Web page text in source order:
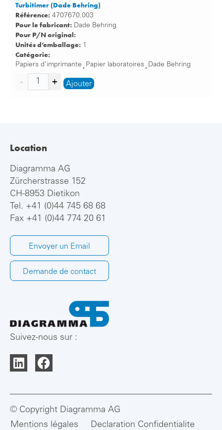
Turbitimer (Dade Behring)
Référence: 4707670.003
Pour le fabricant: Dade Behring
Pour P/N original:
Unités d’emballage: 1
Catégorie:
Papiers d’imprimante , Papier laboratoires , Dade Behring
Ajouter
Location
Diagramma AG
Zürcherstrasse 152
CH-8953 Dietikon
Tel. +41 (0)44 745 68 68
Fax +41 (0)44 774 20 61
Envoyer un Email
Demande de contact
Suivez-nous sur :
© Copyright Diagramma AG
Mentions légales
Declaration Confidentialite